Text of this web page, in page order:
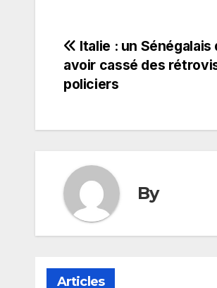
Navigation
de
Italie : un
avoir cassé des
policiers
By
Articles